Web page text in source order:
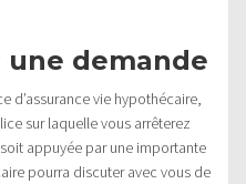
demande
d’assurance vie hypothécaire,
sur laquelle vous arrêterez
appuyée par une importante
pourra discuter avec vous de